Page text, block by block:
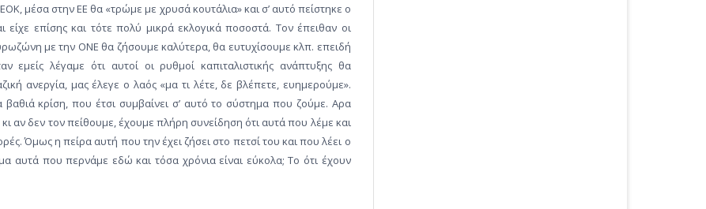
μέσα στην ΕΕ θα «τρώμε με χρυσά κουτάλια» και σ’ αυτό πείστηκε ο
είχε επίσης και τότε πολύ μικρά εκλογικά ποσοστά. Τον έπειθαν οι
με την ΟΝΕ θα ζήσουμε καλύτερα, θα ευτυχίσουμε κλπ. επειδή
εμείς λέγαμε ότι αυτοί οι ρυθμοί καπιταλιστικής ανάπτυξης θα
ανεργία, μας έλεγε ο λαός «μα τι λέτε, δε βλέπετε, ευημερούμε».
κρίση, που έτσι συμβαίνει σ’ αυτό το σύστημα που ζούμε. Αρα
αν δεν τον πείθουμε, έχουμε πλήρη συνείδηση ότι αυτά που λέμε και
Όμως η πείρα αυτή που την έχει ζήσει στο πετσί του και που λέει ο
αυτά που περνάμε εδώ και τόσα χρόνια είναι εύκολα; Το ότι έχουν